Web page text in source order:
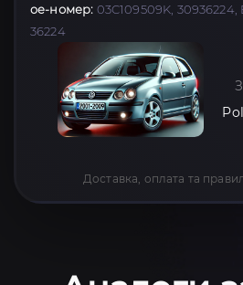
oe-номер: 03C109509K, 30936224,
36224
Доставка, оплата та